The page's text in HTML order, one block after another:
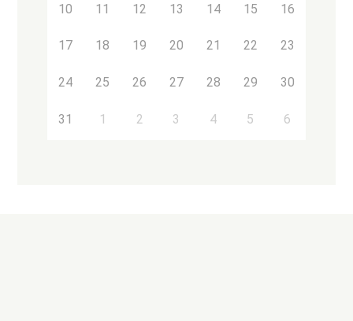
10 11 12 13 14 15 16
17 18 19 20 21 22 23
24 25 26 27 28 29 30
31 1 2 3 4 5 6